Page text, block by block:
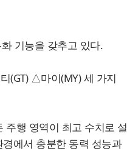
기능을 갖추고 있다.
(GT) △마이(MY) 세 가지
주행 영역이 최고 수치로 설
경에서 충분한 동력 성능과